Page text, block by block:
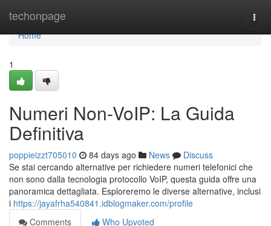
techonpage
Home
Home
1
Numeri Non-VoIP: La Guida
Definitiva
poppieizzt705010 84 days ago News
Discuss
Se stai cercando alternative per richiedere numeri telefonici che
non sono dalla tecnologia protocollo VoIP, questa guida offre una
panoramica dettagliata. Esploreremo le diverse alternative, inclusi
i https://jayafrha540841.idblogmaker.com/profile
Comments
Who Upvoted